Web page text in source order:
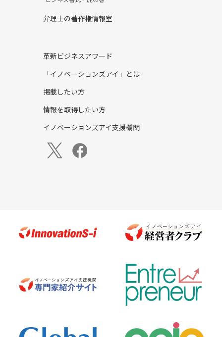
弁理士の著作権情報室
革新ビジネスアワード
「イノベーションズアイ」とは
掲載したい方
情報を取得したい方
イノベーションズアイ支援機関